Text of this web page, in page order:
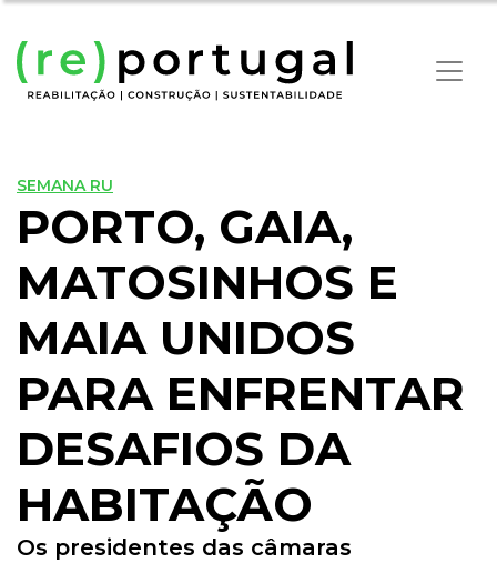
SEMANA RU
PORTO, GAIA,
MATOSINHOS E
MAIA UNIDOS
PARA ENFRENTAR
DESAFIOS DA
HABITAÇÃO
Os presidentes das câmaras